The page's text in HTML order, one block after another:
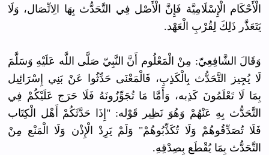
الْأَحْكَام الْإِسْلَامِيَّة فَإِنَّ الْأَصْل فِي التَّحَدُّث بِهَا الِاتِّصَال، وَلَا
يَتَعَذَّر ذَلِكَ لِقُرْبِ الْعَهْد.
وَقَالَ الشَّافِعِيّ: مِنْ الْمَعْلُوم أَنَّ النَّبِيّ صَلَّى اللَّه عَلَيْهِ وَسَلَّمَ
لَا يُجِيز التَّحَدُّث بِالْكَذِبِ، فَالْمَعْنَى حَدِّثُوا عَنْ بَنِي إِسْرَائِيل
بِمَا لَا تَعْلَمُونَ كَذِبه، وَأَمَّا مَا تُجَوِّزُونَهُ فَلَا حَرَج عَلَيْكُمْ فِي
التَّحَدُّث بِهِ عَنْهُمْ وَهُوَ نَظِير قَوْله: "إِذَا حَدَّثَكُمْ أَهْل الْكِتَاب
فَلَا تُصَدِّقُوهُمْ وَلَا تُكَذِّبُوهُمْ" وَلَمْ يَرِدْ الْإِذْن وَلَا الْمَنْع مِنْ
التَّحَدُّث بِمَا يُقْطَع بِصِدْقِهِ.